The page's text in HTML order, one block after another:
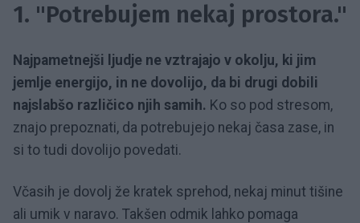
1. "Potrebujem nekaj prostora."
Najpametnejši ljudje ne vztrajajo v okolju, ki jim
jemlje energijo, in ne dovolijo, da bi drugi dobili
najslabšo različico njih samih. Ko so pod stresom,
znajo prepoznati, da potrebujejo nekaj časa zase, in
si to tudi dovolijo povedati.
Včasih je dovolj že kratek sprehod, nekaj minut tišine
ali umik v naravo. Takšen odmik lahko pomaga